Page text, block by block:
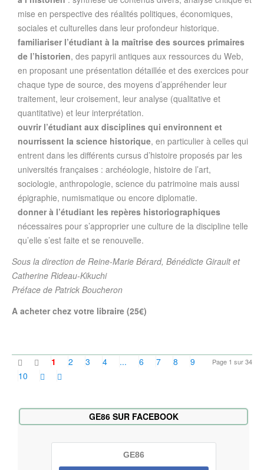
mise en perspective des réalités politiques, économiques,
sociales et culturelles dans leur profondeur historique.
familiariser l’étudiant à la maîtrise des sources primaires
de l’historien, des papyrii antiques aux ressources du Web,
en proposant une présentation détaillée et des exercices pour
chaque type de source, des moyens d’appréhender leur
traitement, leur croisement, leur analyse (qualitative et
quantitative) et leur interprétation.
ouvrir l’étudiant aux disciplines qui environnent et
nourrissent la science historique, en particulier à celles qui
entrent dans les différents cursus d’histoire proposés par les
universités françaises : archéologie, histoire de l’art,
sociologie, anthropologie, science du patrimoine mais aussi
épigraphie, numismatique ou encore diplomatie.
donner à l’étudiant les repères historiographiques
nécessaires pour s’approprier une culture de la discipline telle
qu’elle s’est faite et se renouvelle.
Sous la direction de Reine-Marie Bérard, Bénédicte Girault et
Catherine Rideau-Kikuchi
Préface de Patrick Boucheron
A acheter chez votre libraire (25€)
Page 1 sur 34
1 2 3 4 ... 6 7 8
9
10
GE86 SUR FACEBOOK
GE86